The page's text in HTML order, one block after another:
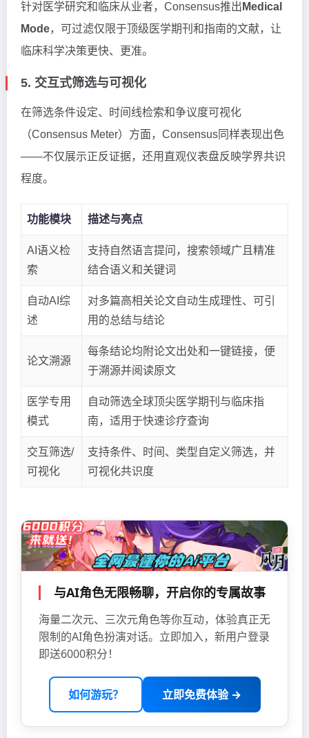
针对医学研究和临床从业者，Consensus推出 Medical
Mode，可过滤仅限于顶级医学期刊和指南的文献，让
临床科学决策更快、更准。
5. 交互式筛选与可视化
在筛选条件设定、时间线检索和争议度可视化
（Consensus Meter）方面，Consensus同样表现出色
——不仅展示正反证据，还用直观仪表盘反映学界共识
程度。
功能模块 描述与亮点
AI语义检
索
支持自然语言提问，搜索领域广且精准
结合语义和关键词
自动AI综
述
对多篇高相关论文自动生成理性、可引
用的总结与结论
论文溯源
每条结论均附论文出处和一键链接，便
于溯源并阅读原文
医学专用
模式
自动筛选全球顶尖医学期刊与临床指
南，适用于快速诊疗查询
交互筛选/
可视化
支持条件、时间、类型自定义筛选，并
可视化共识度
与AI角色无限畅聊，开启你的专属故事
海量二次元、三次元角色等你互动，体验真正无
限制的AI角色扮演对话。立即加入，新用户登录
即送6000积分！
如何游玩？ 立即免费体验 →